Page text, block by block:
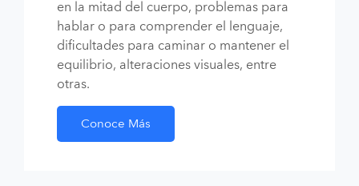
en la mitad del cuerpo, problemas para
hablar o para comprender el lenguaje,
dificultades para caminar o mantener el
equilibrio, alteraciones visuales, entre
otras.
Conoce Más